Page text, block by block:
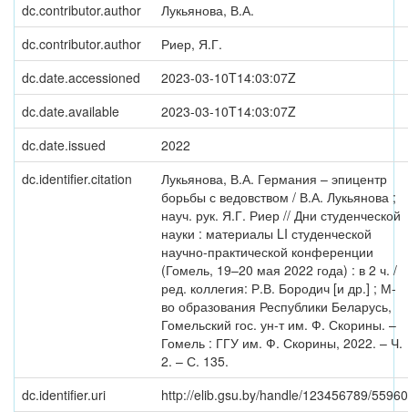
dc.contributor.author
Лукьянова, В.А.
dc.contributor.author
Риер, Я.Г.
dc.date.accessioned
2023-03-10T14:03:07Z
dc.date.available
2023-03-10T14:03:07Z
dc.date.issued
2022
dc.identifier.citation
Лукьянова, В.А. Германия – эпицентр
борьбы с ведовством / В.А. Лукьянова ;
науч. рук. Я.Г. Риер // Дни студенческой
науки : материалы LI студенческой
научно-практической конференции
(Гомель, 19–20 мая 2022 года) : в 2 ч. /
ред. коллегия: Р.В. Бородич [и др.] ; М-
во образования Республики Беларусь,
Гомельский гос. ун-т им. Ф. Скорины. –
Гомель : ГГУ им. Ф. Скорины, 2022. – Ч.
2. – С. 135.
dc.identifier.uri
http://elib.gsu.by/handle/123456789/55960